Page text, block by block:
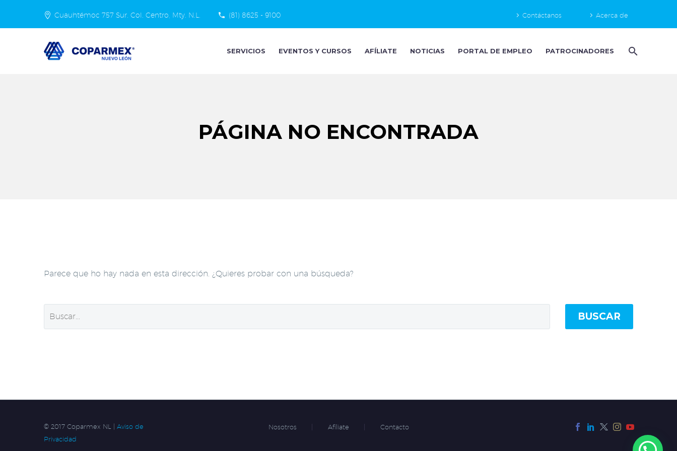
Cuauhtémoc 757 Sur. Col. Centro, Mty. N.L. (81) 8625 - 9100 Contáctanos Acerca de
SERVICIOS EVENTOS Y CURSOS AFÍLIATE NOTICIAS PORTAL DE EMPLEO PATROCINADORES
PÁGINA NO ENCONTRADA
Parece que ho hay nada en esta dirección. ¿Quieres probar con una búsqueda?
BUSCAR
Nosotros Afíliate Contacto
© 2017 Coparmex NL | Aviso de
Privacidad